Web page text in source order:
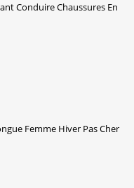
Conduire Chaussures En
Femme Hiver Pas Cher